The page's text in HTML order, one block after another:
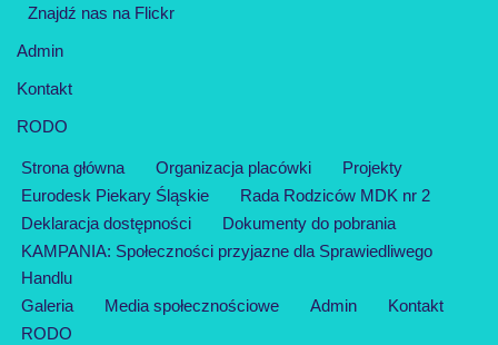
Znajdź nas na Flickr
Admin
Kontakt
RODO
Strona główna Organizacja placówki
Projekty
Eurodesk Piekary Śląskie
Rada Rodziców MDK nr 2
Deklaracja dostępności
Dokumenty do pobrania
KAMPANIA: Społeczności przyjazne dla Sprawiedliwego
Handlu
Galeria
Media społecznościowe Admin
Kontakt
RODO